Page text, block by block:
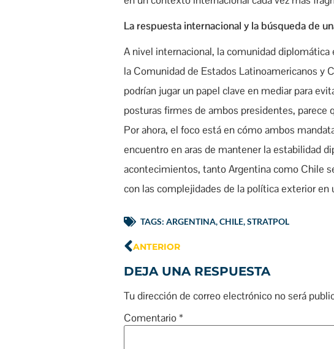
La respuesta internacional y la búsqueda de
A nivel internacional, la comunidad
la Comunidad de Estados Latinoamericanos y
podrían jugar un papel clave en mediar para
posturas firmes de ambos presidentes, parece
Por ahora, el foco está en cómo ambos
encuentro en aras de mantener la estabilidad
acontecimientos, tanto Argentina como Chile
con las complejidades de la política exterior en
TAGS: ARGENTINA,CHILE,STRATPOL
ANTERIOR
DEJA UNA RESPUESTA
Tu dirección de correo electrónico no será
Comentario*